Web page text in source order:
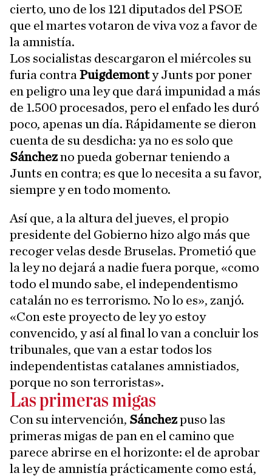
cierto, uno de los 121 diputados del PSOE
que el martes votaron de viva voz a favor de
la amnistía.
Los socialistas descargaron el miércoles su
furia contra Puigdemonty Junts por poner
en peligro una ley que dará impunidad a más
de 1.500 procesados, pero el enfado les duró
poco, apenas un día. Rápidamente se dieron
cuenta de su desdicha: ya no es solo que
Sánchezno pueda gobernar teniendo a
Junts en contra; es que lo necesita a su favor,
siempre y en todo momento.
Así que, a la altura del jueves, el propio
presidente del Gobierno hizo algo más que
recoger velas desde Bruselas. Prometió que
la ley no dejará a nadie fuera porque, «como
todo el mundo sabe, el independentismo
catalán no es terrorismo. No lo es», zanjó.
«Con este proyecto de ley yo estoy
convencido, y así al final lo van a concluir los
tribunales, que van a estar todos los
independentistas catalanes amnistiados,
porque no son terroristas».
Las primeras migas
Con su intervención, Sánchezpuso las
primeras migas de pan en el camino que
parece abrirse en el horizonte: el de aprobar
la ley de amnistía prácticamente como está,